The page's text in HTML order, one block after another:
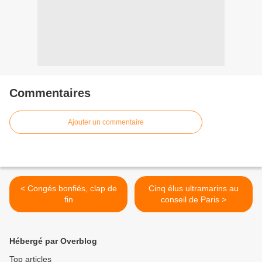
Commentaires
Ajouter un commentaire
< Congés bonfiés, clap de
fin
Cinq élus ultramarins au
conseil de Paris >
Hébergé par Overblog
Top articles